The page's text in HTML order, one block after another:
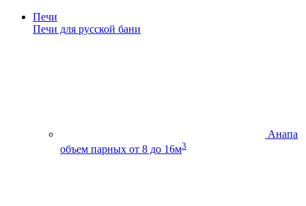
Печи
Печи для русской бани
Анапа
объем парных от 8 до 16м3